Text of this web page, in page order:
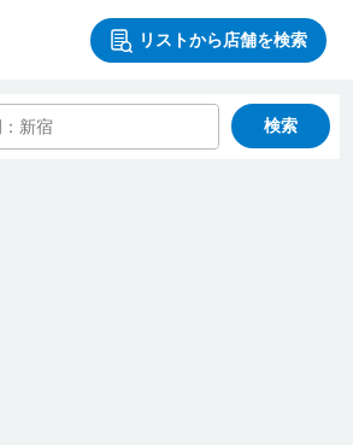
リストから店舗を検索
検索